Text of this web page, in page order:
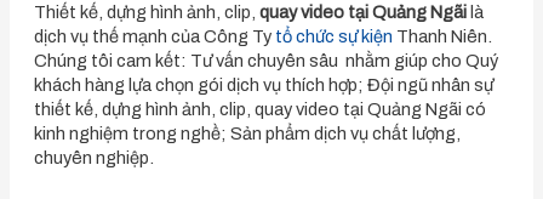
Thiết kế, dựng hình ảnh, clip, quay video tại Quảng Ngãilà
dịch vụ thế mạnh của Công Ty tổ chức sự kiện Thanh Niên.
Chúng tôi cam kết: Tư vấn chuyên sâu nhằm giúp cho Quý
khách hàng lựa chọn gói dịch vụ thích hợp; Đội ngũ nhân sự
thiết kế, dựng hình ảnh, clip, quay video tại Quảng Ngãi có
kinh nghiệm trong nghề; Sản phẩm dịch vụ chất lượng,
chuyên nghiệp.